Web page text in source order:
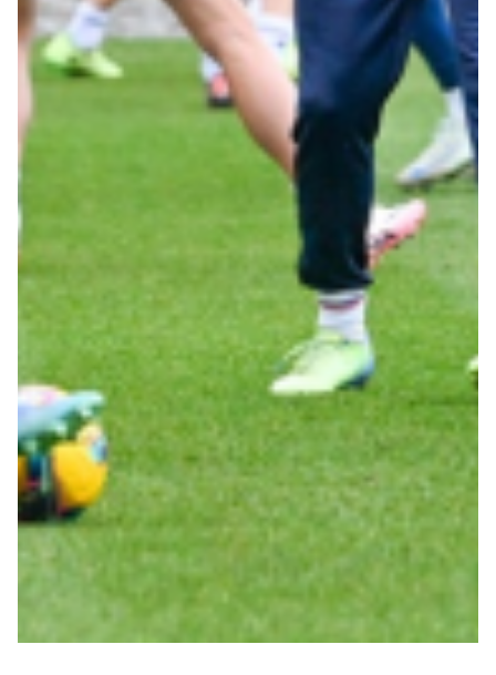
Robe di Kappa x Genoa
Vintage Collection
Red&Blue Voices
Accessori
Party
Outlet
Caffè Boasi x Genoa
Helan x Genoa
Isolani x Genoa